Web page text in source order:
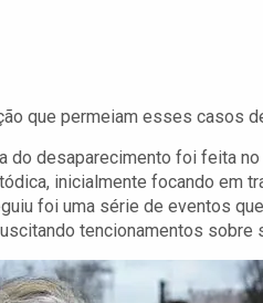
que permeiam esses casos
do desaparecimento foi feita
inicialmente focando em
foi uma série de eventos
tencionamentos